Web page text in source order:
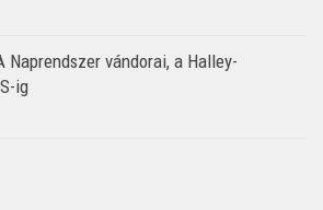
Naprendszer vándorai, a Halley-
ig